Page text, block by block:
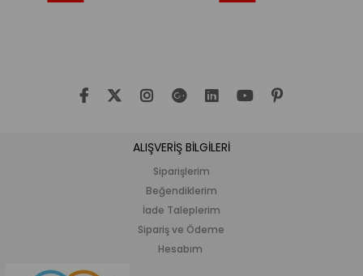
ALIŞVERİŞ BİLGİLERİ
Siparişlerim
Beğendiklerim
İade Taleplerim
Sipariş ve Ödeme
Hesabım